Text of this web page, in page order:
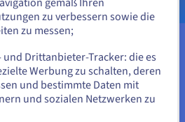
Vorschriften unterliegen (z.
unerlässlich. Mit VPCs
um diese
Mit VPCs können Daten an
und verarbeitet werden,
Anforderungen an die
können.
oder
bleiben
zu verbessern sowie die
zu messen;
Drittanbieter-Tracker: die es
Werbung zu schalten, deren
und bestimmte Daten mit
und sozialen Netzwerken zu